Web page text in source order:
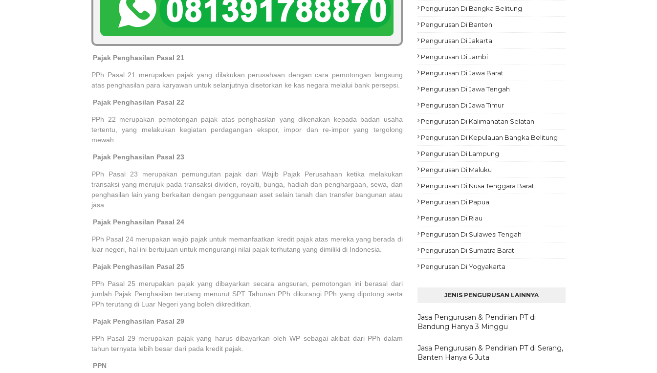
Pajak Penghasilan Pasal 21
PPh Pasal 21 merupakan pajak yang dilakukan perusahaan dengan cara pemotongan langsung
atas penghasilan para karyawan untuk selanjutnya disetorkan ke kas negara melalui bank persepsi.
Pajak Penghasilan Pasal 22
PPh 22 merupakan pemotongan pajak atas penghasilan yang dikenakan kepada badan usaha
tertentu, yang melakukan kegiatan perdagangan ekspor, impor dan re-impor yang tergolong
mewah.
Pajak Penghasilan Pasal 23
PPh Pasal 23 merupakan pemungutan pajak dari Wajib Pajak Perusahaan ketika melakukan
transaksi yang merujuk pada transaksi dividen, royalti, bunga, hadiah dan penghargaan, sewa, dan
penghasilan lain yang berkaitan dengan penggunaan aset selain tanah dan transfer bangunan atau
jasa.
Pajak Penghasilan Pasal 24
PPh Pasal 24 merupakan wajib pajak untuk memanfaatkan kredit pajak atas mereka yang berada di
luar negeri, hal ini bertujuan untuk mengurangi nilai pajak terhutang yang dimiliki di Indonesia.
Pajak Penghasilan Pasal 25
PPh Pasal 25 merupakan pajak yang dibayarkan secara angsuran, pemotongan ini berasal dari
jumlah Pajak Penghasilan terutang menurut SPT Tahunan PPh dikurangi PPh yang dipotong serta
PPh terutang di Luar Negeri yang boleh dikreditkan.
Pajak Penghasilan Pasal 29
PPh Pasal 29 merupakan pajak yang harus dibayarkan oleh WP sebagai akibat dari PPh dalam
tahun ternyata lebih besar dari pada kredit pajak.
PPN
Pengurusan Di Bangka Belitung
Pengurusan Di Banten
Pengurusan Di Jakarta
Pengurusan Di Jambi
Pengurusan Di Jawa Barat
Pengurusan Di Jawa Tengah
Pengurusan Di Jawa Timur
Pengurusan Di Kalimanatan Selatan
Pengurusan Di Kepulauan Bangka Belitung
Pengurusan Di Lampung
Pengurusan Di Maluku
Pengurusan Di Nusa Tenggara Barat
Pengurusan Di Papua
Pengurusan Di Riau
Pengurusan Di Sulawesi Tengah
Pengurusan Di Sumatra Barat
Pengurusan Di Yogyakarta
JENIS PENGURUSAN LAINNYA
Jasa Pengurusan & Pendirian PT di
Bandung Hanya 3 Minggu
Jasa Pengurusan & Pendirian PT di Serang,
Banten Hanya 6 Juta